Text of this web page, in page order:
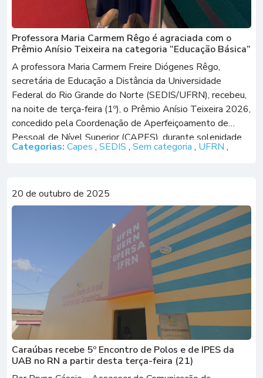
Professora Maria Carmem Rêgo é agraciada com o
Prêmio Anísio Teixeira na categoria “Educação Básica”
A professora Maria Carmem Freire Diógenes Rêgo,
secretária de Educação a Distância da Universidade
Federal do Rio Grande do Norte (SEDIS/UFRN), recebeu,
na noite de terça-feira (1º), o Prêmio Anísio Teixeira 2026,
concedido pela Coordenação de Aperfeiçoamento de
Pessoal de Nível Superior (CAPES), durante solenidade
realizada em Brasília (DF), em comemoração aos 75 anos
Categorias: Capes , SEDIS , Sem categoria , UFRN ,
20 de outubro de 2025
Caraúbas recebe 5º Encontro de Polos e de IPES da
UAB no RN a partir desta terça-feira (21)